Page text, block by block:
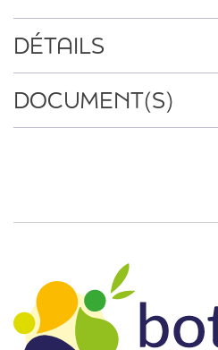
DÉTAILS
DOCUMENT(S)